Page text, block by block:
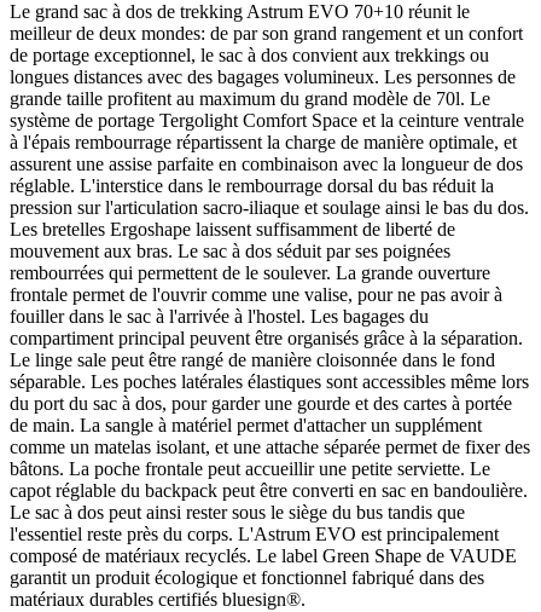
Le grand sac à dos de trekking Astrum EVO 70+10 réunit le
meilleur de deux mondes: de par son grand rangement et un confort
de portage exceptionnel, le sac à dos convient aux trekkings ou
longues distances avec des bagages volumineux. Les personnes de
grande taille profitent au maximum du grand modèle de 70l. Le
système de portage Tergolight Comfort Space et la ceinture ventrale
à l'épais rembourrage répartissent la charge de manière optimale, et
assurent une assise parfaite en combinaison avec la longueur de dos
réglable. L'interstice dans le rembourrage dorsal du bas réduit la
pression sur l'articulation sacro-iliaque et soulage ainsi le bas du dos.
Les bretelles Ergoshape laissent suffisamment de liberté de
mouvement aux bras. Le sac à dos séduit par ses poignées
rembourrées qui permettent de le soulever. La grande ouverture
frontale permet de l'ouvrir comme une valise, pour ne pas avoir à
fouiller dans le sac à l'arrivée à l'hostel. Les bagages du
compartiment principal peuvent être organisés grâce à la séparation.
Le linge sale peut être rangé de manière cloisonnée dans le fond
séparable. Les poches latérales élastiques sont accessibles même lors
du port du sac à dos, pour garder une gourde et des cartes à portée
de main. La sangle à matériel permet d'attacher un supplément
comme un matelas isolant, et une attache séparée permet de fixer des
bâtons. La poche frontale peut accueillir une petite serviette. Le
capot réglable du backpack peut être converti en sac en bandoulière.
Le sac à dos peut ainsi rester sous le siège du bus tandis que
l'essentiel reste près du corps. L'Astrum EVO est principalement
composé de matériaux recyclés. Le label Green Shape de VAUDE
garantit un produit écologique et fonctionnel fabriqué dans des
matériaux durables certifiés bluesign®.